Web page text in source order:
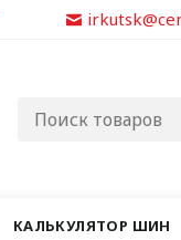
КАЛЬКУЛЯТОР ШИН